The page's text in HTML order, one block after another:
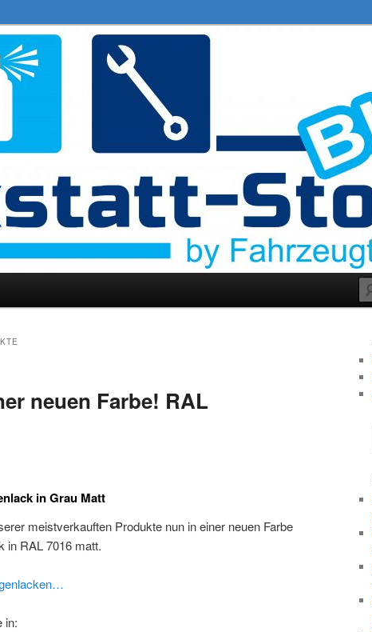
neuen Farbe! RAL
in Grau Matt
meistverkauften Produkte nun in einer neuen Farbe
in RAL 7016 matt.
in: